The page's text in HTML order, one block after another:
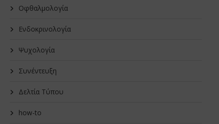
Οφθαλμολογία
Ενδοκρινολογία
Ψυχολογία
Συνέντευξη
Δελτία Τύπου
how-to